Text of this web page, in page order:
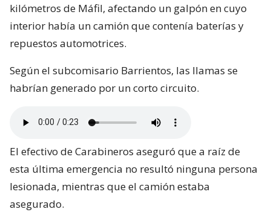
kilómetros de Máfil, afectando un galpón en cuyo
interior había un camión que contenía baterías y
repuestos automotrices.
Según el subcomisario Barrientos, las llamas se
habrían generado por un corto circuito.
El efectivo de Carabineros aseguró que a raíz de
esta última emergencia no resultó ninguna persona
lesionada, mientras que el camión estaba
asegurado.